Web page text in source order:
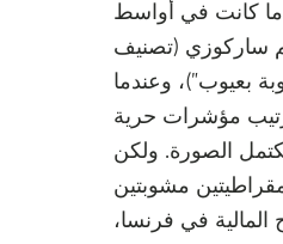
كانت في أواسط
ساركوزي (تصنيف
بعيوب”)، وعندما
مؤشرات حرية
الصورة. ولكن
مشوبتين
المالية في فرنسا،